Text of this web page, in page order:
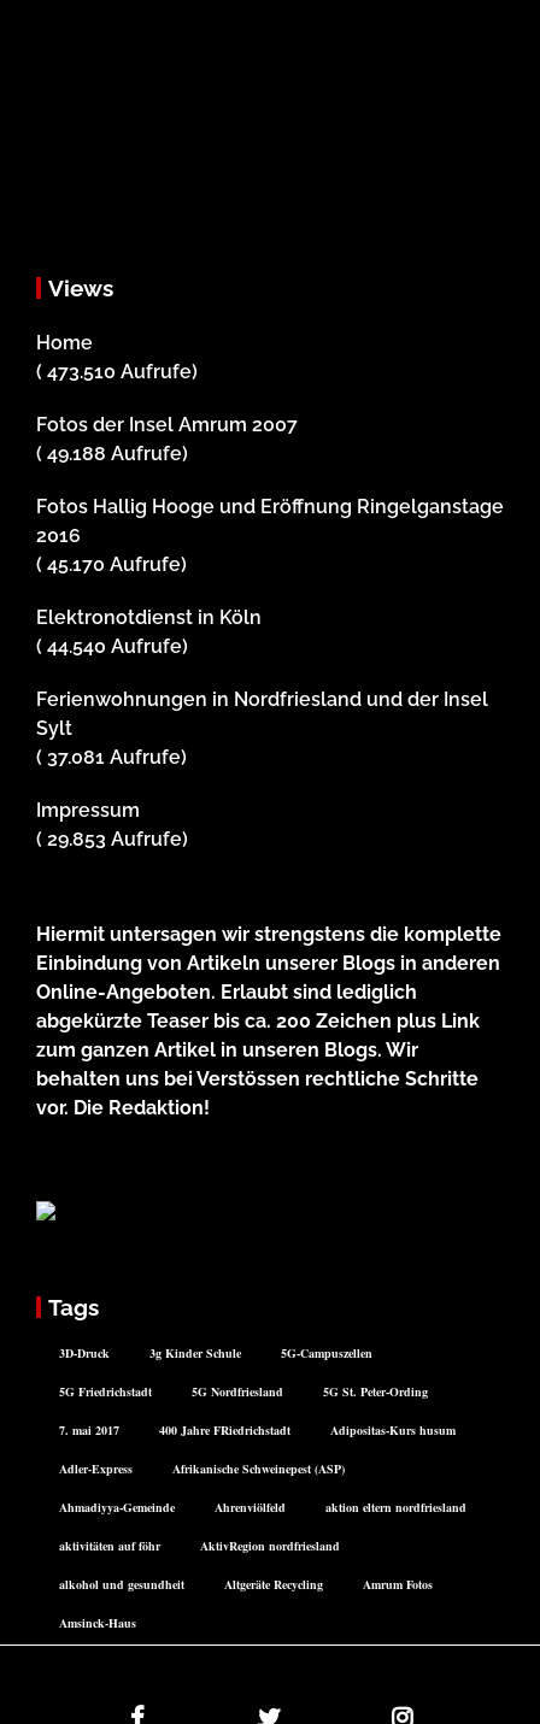
Views
Home
( 473.510 Aufrufe)
Fotos der Insel Amrum 2007
( 49.188 Aufrufe)
Fotos Hallig Hooge und Eröffnung Ringelganstage
2016
( 45.170 Aufrufe)
Elektronotdienst in Köln
( 44.540 Aufrufe)
Ferienwohnungen in Nordfriesland und der Insel
Sylt
( 37.081 Aufrufe)
Impressum
( 29.853 Aufrufe)
Hiermit untersagen wir strengstens die komplette
Einbindung von Artikeln unserer Blogs in anderen
Online-Angeboten. Erlaubt sind lediglich
abgekürzte Teaser bis ca. 200 Zeichen plus Link
zum ganzen Artikel in unseren Blogs. Wir
behalten uns bei Verstössen rechtliche Schritte
vor. Die Redaktion!
Tags
3D-Druck 3g Kinder Schule 5G-Campuszellen
5G Friedrichstadt 5G Nordfriesland 5G St. Peter-Ording
7. mai 2017 400 Jahre FRiedrichstadt Adipositas-Kurs husum
Adler-Express Afrikanische Schweinepest (ASP)
Ahmadiyya-Gemeinde Ahrenviölfeld aktion eltern nordfriesland
aktivitäten auf föhr AktivRegion nordfriesland
alkohol und gesundheit Altgeräte Recycling Amrum Fotos
Amsinck-Haus